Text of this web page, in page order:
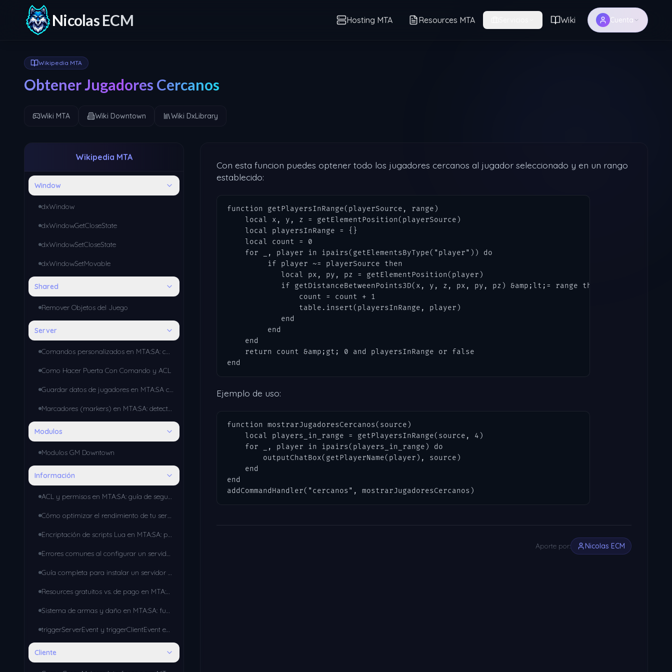
Nicolas ECM Hosting MTA Resources MTA Wiki Cuenta
Wikipedia MTA
Obtener Jugadores Cercanos
Wiki MTA Wiki Downtown Wiki DxLibrary
Wikipedia MTA
Window
dxWindow
dxWindowGetCloseState
dxWindowSetCloseState
dxWindowSetMovable
Shared
Remover Objetos del Juego
Server
Comandos personalizados en MTA:SA: cómo crear tu propio sistema con addCommandHandler
Como Hacer Puerta Con Comando y ACL
Guardar datos de jugadores en MTA:SA con MySQL: conexión y consultas básicas
Marcadores (markers) en MTA:SA: detectar zonas, teletransportes y misiones
Modulos
Modulos GM Downtown
Información
ACL y permisos en MTA:SA: guía de seguridad para administradores de servidor
Cómo optimizar el rendimiento de tu servidor de MTA:SA: guía paso a paso
Encriptación de scripts Lua en MTA:SA: por qué proteger tu código
Errores comunes al configurar un servidor de MTA:SA (y cómo solucionarlos)
Guía completa para instalar un servidor de MTA:SA desde cero (2026)
Resources gratuitos vs. de pago en MTA:SA: qué evaluar antes de instalar uno
Sistema de armas y daño en MTA:SA: funciones esenciales para tu gamemode
triggerServerEvent y triggerClientEvent en MTA:SA: cómo comunicar cliente y servidor
Cliente
Con esta funcion puedes optener todo los jugadores cercanos al jugador seleccionado y en un rango
establecido:
function getPlayersInRange(playerSource, range)
    local x, y, z = getElementPosition(playerSource)
    local playersInRange = {}
    local count = 0
    for _, player in ipairs(getElementsByType("player")) do
         if player ~= playerSource then
            local px, py, pz = getElementPosition(player)
            if getDistanceBetweenPoints3D(x, y, z, px, py, pz) &amp;lt;= range then
                count = count + 1
                table.insert(playersInRange, player)
            end
         end
    end
    return count &amp;gt; 0 and playersInRange or false
end
Ejemplo de uso:
function mostrarJugadoresCercanos(source)
    local players_in_range = getPlayersInRange(source, 4)
    for _, player in ipairs(players_in_range) do
        outputChatBox(getPlayerName(player), source)
    end
end
addCommandHandler("cercanos", mostrarJugadoresCercanos)
Aporte por: Nicolas ECM